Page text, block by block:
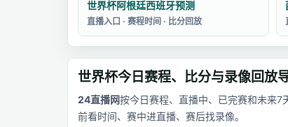
世界杯阿根廷西班牙预测
直播入口 · 赛程时间 · 比分回放
世界杯今日赛程、比分与录像回放
24直播网按今日赛程、直播中、已完赛和未来
前看时间、赛中进直播、赛后找录像。